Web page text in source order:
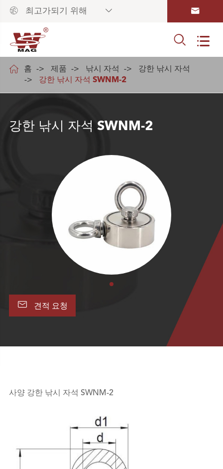
 최고가되기 위해  
 
 홈 제품 낚시 자석
강한 낚시 자석
강한 낚시 자석 SWNM-2
강한 낚시 자석 SWNM-2
 견적 요청
사양 강한 낚시 자석 SWNM-2